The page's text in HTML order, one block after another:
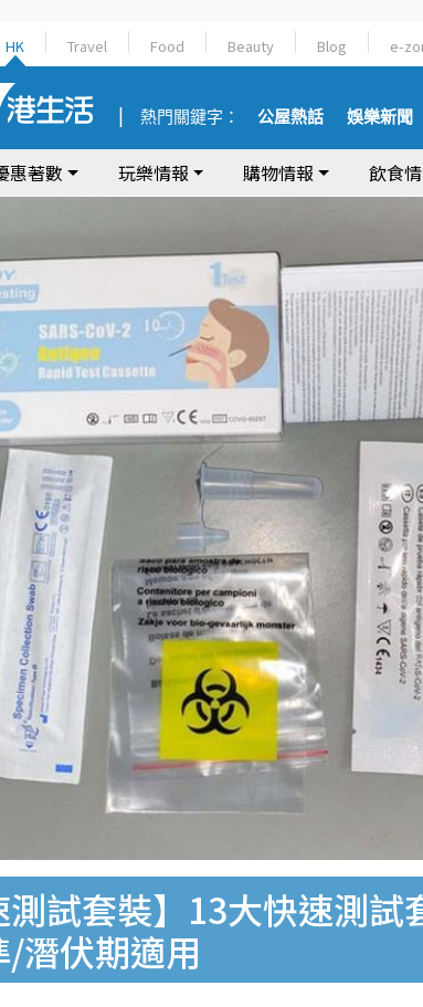
HK Travel Food Beauty Blog e-
熱門關鍵字： 公屋熱話 娛樂新聞
惠著數 玩樂情報 購物情報 飲食
測試套裝】13大快速測
/潛伏期適用